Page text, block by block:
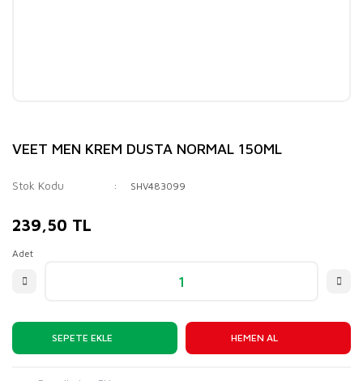
VEET MEN KREM DUSTA NORMAL 150ML
Stok Kodu SHV483099
239,50 TL
Adet
SEPETE EKLE HEMEN AL